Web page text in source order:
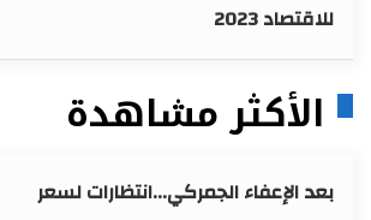
للاقتصاد 2023
الأكثر مشاهدة
بعد الإعفاء الجمركي...انتظارات لسعر